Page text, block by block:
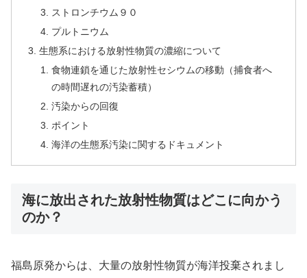
ストロンチウム９０
プルトニウム
生態系における放射性物質の濃縮について
食物連鎖を通じた放射性セシウムの移動（捕食者へ
の時間遅れの汚染蓄積）
汚染からの回復
ポイント
海洋の生態系汚染に関するドキュメント
海に放出された放射性物質はどこに向かう
のか？
福島原発からは、大量の放射性物質が海洋投棄されまし